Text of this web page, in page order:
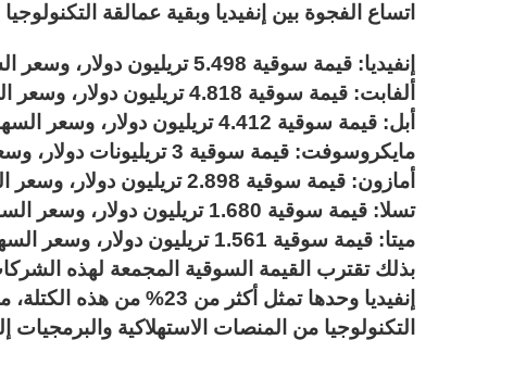
اتساع الفجوة بين إنفيديا وبقية عمالقة
إنفيديا: قيمة سوقية 5.498 تريليون دولار، وسعر السهم 226.23 دولارا.
ألفابت: قيمة سوقية 4.818 تريليون دولار، وسعر السهم 397.74 دولارا.
أبل: قيمة سوقية 4.412 تريليون دولار، وسعر السهم 300.42 دولار.
مايكروسوفت: قيمة سوقية 3 تريليونات دولار، وسعر السهم 403.87 دولارا.
أمازون: قيمة سوقية 2.898 تريليون دولار، وسعر السهم 269.44 دولارا.
تسلا: قيمة سوقية 1.680 تريليون دولار، وسعر السهم 447.56 دولارا.
ميتا: قيمة سوقية 1.561 تريليون دولار، وسعر السهم 615.28 دولارا.
إنفيديا وحدها تمثل أكثر من
التكنولوجيا من المنصات الاستهلاكية والبرمجيات